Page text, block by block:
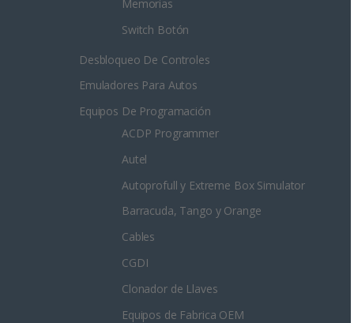
Memorias
Switch Botón
Desbloqueo De Controles
Emuladores Para Autos
Equipos De Programación
ACDP Programmer
Autel
Autoprofull y Extreme Box Simulator
Barracuda, Tango y Orange
Cables
CGDI
Clonador de Llaves
Equipos de Fabrica OEM